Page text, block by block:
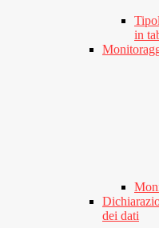
in
dei dati